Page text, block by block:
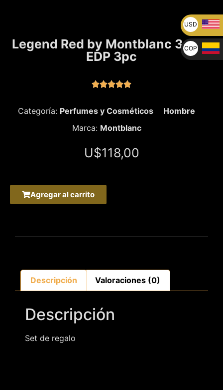
Legend Red by Montblanc 3.4 oz
EDP 3pc

Categoría: Perfumes y Cosméticos
Hombre
Marca: Montblanc
U$118,00
Agregar al carrito
Descripción Valoraciones (0)
Descripción
Set de regalo
USD
U$
COP
$